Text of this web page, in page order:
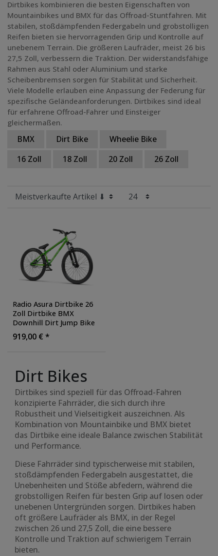
Dirtbikes kombinieren die besten Eigenschaften von
Mountainbikes und BMX für das Offroad-Stuntfahren. Mit
stabilen, stoßdämpfenden Federgabeln und grobstolligen
Reifen bieten sie hervorragenden Grip und Kontrolle auf
unebenem Terrain. Die größeren Laufräder, meist 26 bis
27,5 Zoll, verbessern die Traktion. Der widerstandsfähige
Rahmen aus Stahl oder Aluminium und starke
Scheibenbremsen sorgen für Stabilität und Sicherheit.
Viele Modelle erlauben eine Anpassung der Federung für
spezifische Geländeanforderungen. Dirtbikes sind ideal
für erfahrene Offroad-Fahrer und Einsteiger
gleichermaßen.
BMX Dirt Bike
Wheelie Bike
16 Zoll
18 Zoll 20 Zoll 26 Zoll
Radio Asura Dirtbike 26
Zoll Dirtbike BMX
Downhill Dirt Jump Bike
Fahrrad Singlespeed
Bikepark
919,00 € *
Dirt Bikes
Dirtbikes sind speziell für das Offroad-Fahren
konzipierte Fahrräder, die sich durch ihre
Robustheit und Vielseitigkeit auszeichnen. Als
Kombination von Mountainbike und BMX bietet
das Dirtbike eine ideale Balance zwischen Stabilität
und Performance.
Diese Fahrräder sind typischerweise mit stabilen,
stoßdämpfenden Federgabeln ausgestattet, die
Unebenheiten und Stöße abfedern, während die
grobstolligen Reifen für besten Grip auf losen oder
unebenen Untergründen sorgen. Dirtbikes haben
oft größere Laufräder als BMX, in der Regel
zwischen 26 und 27,5 Zoll, die eine bessere
Kontrolle und Traktion auf schwierigem Terrain
bieten.